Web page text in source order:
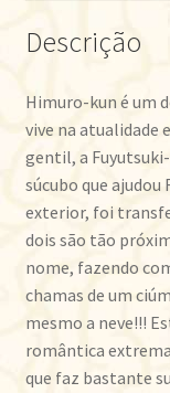
Descrição
Himuro-kun é um
vive na atualidade
gentil, a
súcubo que
exterior, foi
dois são tão
nome, fazendo
chamas de um
mesmo a neve!!!
romântica
que faz bastante